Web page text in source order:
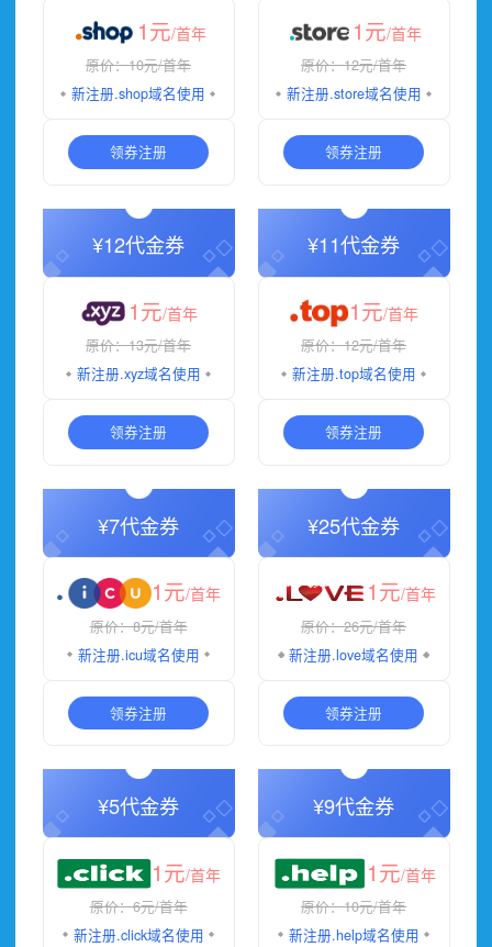
1元/首年
原价：10元/首年
新注册.shop域名使用
领券注册
1元/首年
原价：12元/首年
新注册.store域名使用
领券注册
¥12代金券
1元/首年
原价：13元/首年
新注册.xyz域名使用
领券注册
¥11代金券
1元/首年
原价：12元/首年
新注册.top域名使用
领券注册
¥7代金券
1元/首年
原价：8元/首年
新注册.icu域名使用
领券注册
¥25代金券
1元/首年
原价：26元/首年
新注册.love域名使用
领券注册
¥5代金券
1元/首年
原价：6元/首年
新注册.click域名使用
¥9代金券
1元/首年
原价：10元/首年
新注册.help域名使用